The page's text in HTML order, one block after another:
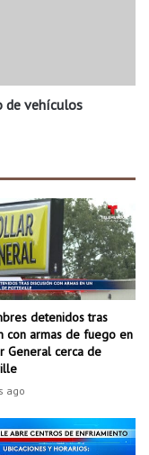
de vehículos
detenidos tras
con armas de fuego en
General cerca de
ago